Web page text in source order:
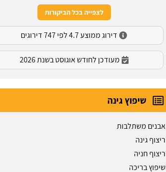
לצפייה בכל הביקורות
דירוג ממוצע 4.7 לפי 747 דירוגים
מעודכן לחודש אוגוסט בשנת 2026
שיפוץ גינה
אבנים משתלבות
ריצוף גינה
ריצוף חניה
שיפוץ בריכה